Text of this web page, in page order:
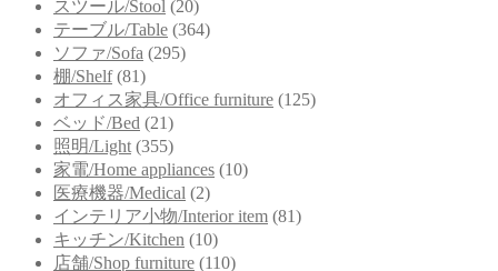
スツール/Stool (20)
テーブル/Table (364)
ソファ/Sofa (295)
棚/Shelf (81)
オフィス家具/Office furniture (125)
ベッド/Bed (21)
照明/Light (355)
家電/Home appliances (10)
医療機器/Medical (2)
インテリア小物/Interior item (81)
キッチン/Kitchen (10)
店舗/Shop furniture (110)